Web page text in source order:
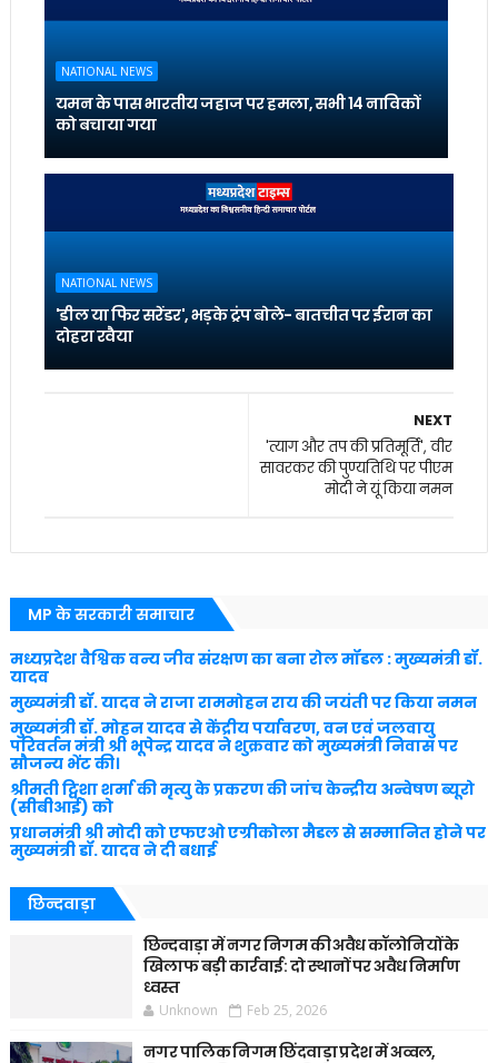
NATIONAL NEWS
यमन के पास भारतीय जहाज पर हमला, सभी 14 नाविकों
को बचाया गया
NATIONAL NEWS
'डील या फिर सरेंडर', भड़के ट्रंप बोले- बातचीत पर ईरान का
दोहरा रवैया
NEXT
'त्याग और तप की प्रतिमूर्ति', वीर
सावरकर की पुण्‍यतिथि पर पीएम
मोदी ने यूं किया नमन
MP के सरकारी समाचार
मध्यप्रदेश वैश्विक वन्य जीव संरक्षण का बना रोल मॉडल : मुख्यमंत्री डॉ.
यादव
मुख्यमंत्री डॉ. यादव ने राजा राममोहन राय की जयंती पर किया नमन
मुख्यमंत्री डॉ. मोहन यादव से केंद्रीय पर्यावरण, वन एवं जलवायु
परिवर्तन मंत्री श्री भूपेन्द्र यादव ने शुक्रवार को मुख्यमंत्री निवास पर
सौजन्य भेंट की।
श्रीमती ट्विशा शर्मा की मृत्यु के प्रकरण की जांच केन्द्रीय अन्वेषण ब्यूरो
(सीबीआई) को
प्रधानमंत्री श्री मोदी को एफएओ एग्रीकोला मैडल से सम्मानित होने पर
मुख्यमंत्री डॉ. यादव ने दी बधाई
छिन्दवाड़ा
छिन्दवाड़ा में नगर निगम की अवैध कॉलोनियों के
खिलाफ बड़ी कार्रवाई: दो स्थानों पर अवैध निर्माण
ध्वस्त
Unknown Feb 25, 2026
नगर पालिक निगम छिंदवाड़ा प्रदेश में अव्वल,